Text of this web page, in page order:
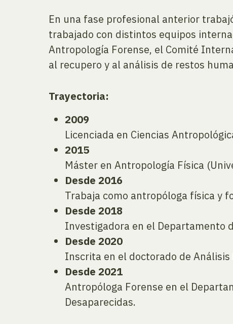
En una fase profesional anterior
trabajado con distintos equipos
Antropología Forense, el Comité
al recupero y al análisis de restos
Trayectoria:
2009
Licenciada en Ciencias
2015
Máster en Antropología Física
Desde 2016
Trabaja como antropóloga física y
Desde 2018
Investigadora en el Departamento
Desde 2020
Inscrita en el doctorado de Análisis
Desde 2021
Antropóloga Forense en el
Desaparecidas.